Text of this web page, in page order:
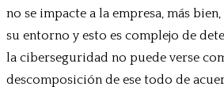
no se impacte a la empresa, más
su entorno y esto es complejo de
la ciberseguridad no puede verse
descomposición de ese todo de